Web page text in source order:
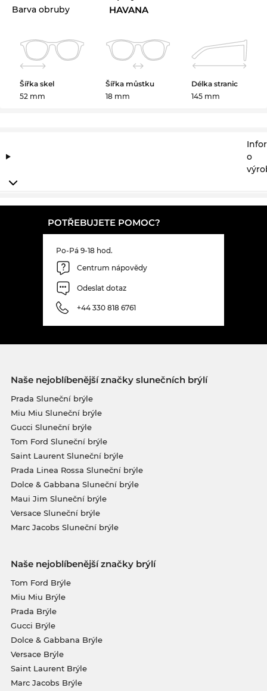
Barva obruby HAVANA
Šířka skel
52 mm
Šířka můstku
18 mm
Délka stranic
145 mm
o
POTŘEBUJETE POMOC?
Po-Pá 9-18 hod.
Centrum nápovědy
Odeslat dotaz
+44 330 818 6761
Naše nejoblíbenější značky slunečních brýlí
Prada Sluneční brýle
Miu Miu Sluneční brýle
Gucci Sluneční brýle
Tom Ford Sluneční brýle
Saint Laurent Sluneční brýle
Prada Linea Rossa Sluneční brýle
Dolce & Gabbana Sluneční brýle
Maui Jim Sluneční brýle
Versace Sluneční brýle
Marc Jacobs Sluneční brýle
Naše nejoblíbenější značky brýlí
Tom Ford Brýle
Miu Miu Brýle
Prada Brýle
Gucci Brýle
Dolce & Gabbana Brýle
Versace Brýle
Saint Laurent Brýle
Marc Jacobs Brýle